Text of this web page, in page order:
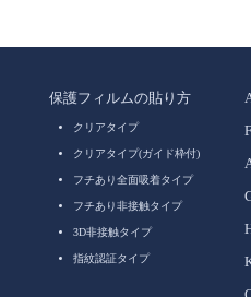
保護フィルムの貼り方
クリアタイプ
クリアタイプ(ガイド枠付)
フチあり全面吸着タイプ
フチあり非接触タイプ
3D非接触タイプ
指紋認証タイプ